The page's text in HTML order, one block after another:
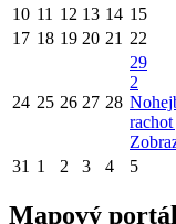
10 11 12 13 14 15
17 18 19 20 21 22
24 25 26 27 28
29
2
31 1 2 3 4 5
Mapový